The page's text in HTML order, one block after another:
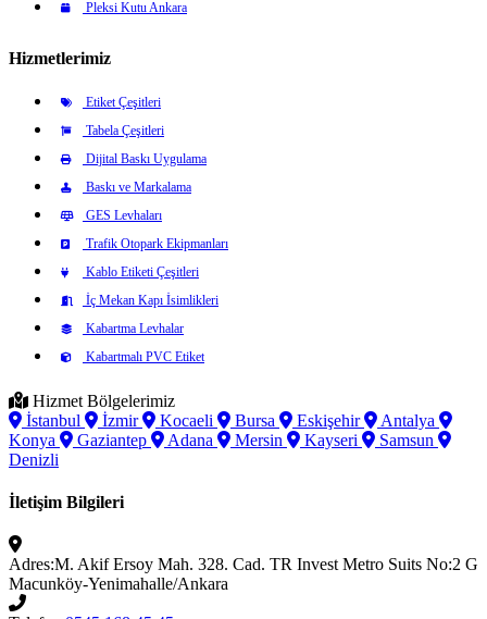
Pleksi Kutu Ankara
Hizmetlerimiz
Etiket Çeşitleri
Tabela Çeşitleri
Dijital Baskı Uygulama
Baskı ve Markalama
GES Levhaları
Trafik Otopark Ekipmanları
Kablo Etiketi Çeşitleri
İç Mekan Kapı İsimlikleri
Kabartma Levhalar
Kabartmalı PVC Etiket
Hizmet Bölgelerimiz
İstanbul
İzmir Kocaeli Bursa Eskişehir
Antalya
Konya
Gaziantep Adana Mersin Kayseri
Samsun
Denizli
İletişim Bilgileri
Adres:M. Akif Ersoy Mah. 328. Cad. TR Invest Metro Suits No:2 G
Macunköy-Yenimahalle/Ankara